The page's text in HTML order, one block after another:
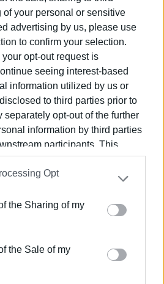
of your personal or sensitive
advertising by us, please use
to confirm your selection.
opt-out request is
seeing interest-based
information utilized by us or
to third parties prior to
separately opt-out of the further
information by third parties
participants. This
disclosed by us to third parties
Participants
that may
third parties.
app uses one or more
gather and store information
to grant or deny consent to
tags to use your data for
Opt
the Sharing of my
the Sale of my
του Πανεπιστημίου
στο ξεκίνημα με την
Κέρκυρας», ενώ από τις
25 χρόνια στο «Κερκυραϊκό
εκδότης - διευθυντής στα
και από το 2000 και για 15
ΣΠΟΡ». Από το 2015
ενώ
τηλεόραση του Corfu